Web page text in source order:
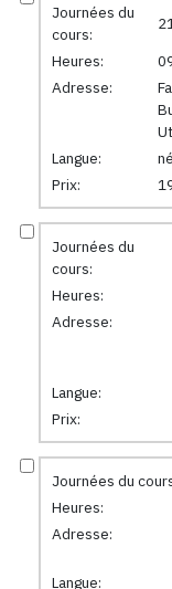
Journées du
cours:
Heures:
Adresse:
Langue:
Prix:
Journées du
cours:
Heures:
Adresse:
Langue:
Prix:
Journées du
Heures:
Adresse:
Langue: